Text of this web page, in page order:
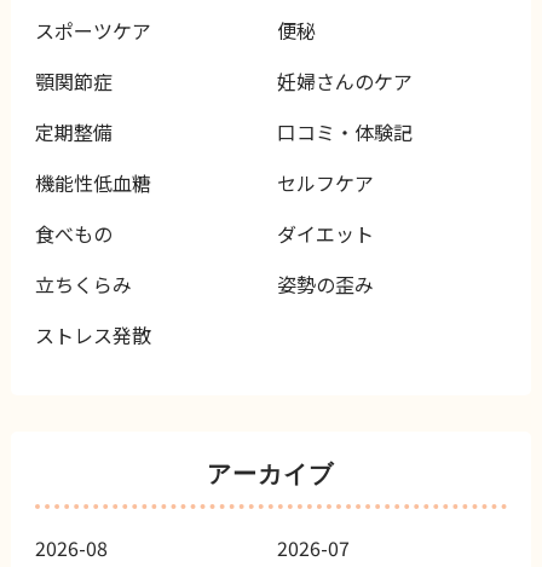
スポーツケア
便秘
顎関節症
妊婦さんのケア
定期整備
口コミ・体験記
機能性低血糖
セルフケア
食べもの
ダイエット
立ちくらみ
姿勢の歪み
ストレス発散
アーカイブ
2026-08
2026-07